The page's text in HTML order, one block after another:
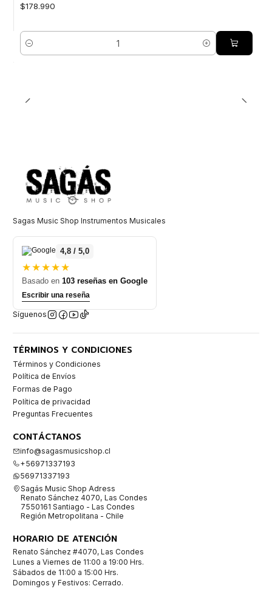
$178.990
Cantidad
Sagas Music Shop Instrumentos Musicales
4,8 / 5,0
★★★★★
Basado en 103 reseñas en Google
Escribir una reseña
Síguenos
TÉRMINOS Y CONDICIONES
Términos y Condiciones
Política de Envíos
Formas de Pago
Política de privacidad
Preguntas Frecuentes
CONTÁCTANOS
info@sagasmusicshop.cl
+56971337193
56971337193
Sagás Music Shop Adress
Renato Sánchez 4070, Las Condes
7550161 Santiago - Las Condes
Región Metropolitana - Chile
HORARIO DE ATENCIÓN
Renato Sánchez #4070, Las Condes
Lunes a Viernes de 11:00 a 19:00 Hrs.
Sábados de 11:00 a 15:00 Hrs.
Domingos y Festivos: Cerrado.